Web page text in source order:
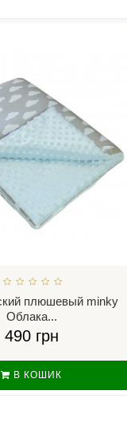
плюшевый minky
Облака...
490 грн
В КОШИК